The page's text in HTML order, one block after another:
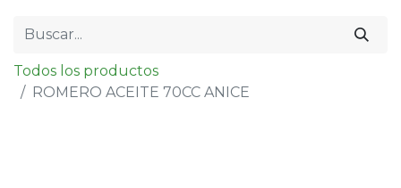
Todos los productos
ROMERO ACEITE 70CC ANICE